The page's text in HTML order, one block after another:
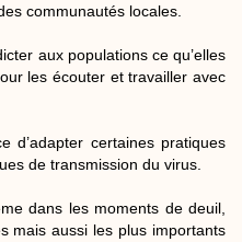
communautés locales.
aux populations ce qu’elles
les écouter et travailler avec
d’adapter certaines pratiques
de transmission du virus.
dans les moments de deuil,
mais aussi les plus importants